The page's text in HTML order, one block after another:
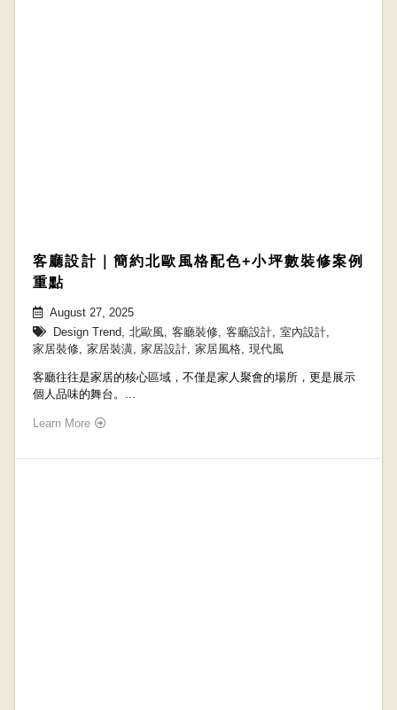
客廳設計｜簡約北歐風格配色+小坪數裝修案例
重點
August 27, 2025
Design Trend, 北歐風, 客廳裝修, 客廳設計, 室內設計,
家居裝修, 家居裝潢, 家居設計, 家居風格, 現代風
客廳往往是家居的核心區域，不僅是家人聚會的場所，更是展示
個人品味的舞台。...
Learn More